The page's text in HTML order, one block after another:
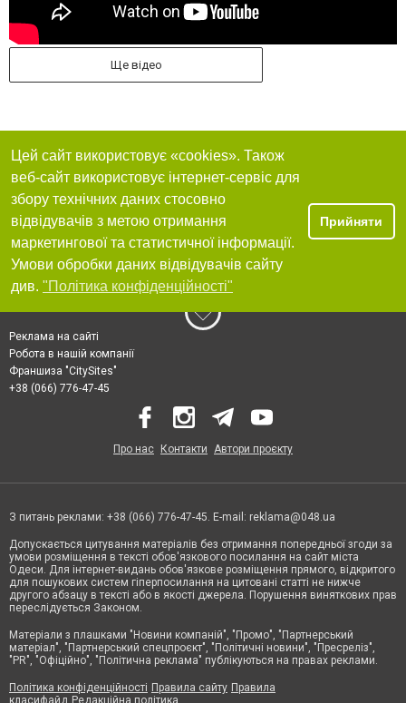
Ще відео
Цей сайт використовує «cookies». Також
веб-сайт використовує інтернет-сервіс для
збору технічних даних стосовно
відвідувачів з метою отримання
маркетингової та статистичної інформації.
Умови обробки даних відвідувачів сайту
див. "Політика конфіденційності"
Прийняти
Реклама на сайті
Робота в нашій компанії
Франшиза "CitySites"
+38 (066) 776-47-45
Про нас Контакти Автори проєкту
З питань реклами: +38 (066) 776-47-45. E-mail: reklama@048.ua
Допускається цитування матеріалів без отримання попередньої згоди за
умови розміщення в тексті обов'язкового посилання на сайт міста
Одеси. Для інтернет-видань обов'язкове розміщення прямого, відкритого
для пошукових систем гіперпосилання на цитовані статті не нижче
другого абзацу в тексті або в якості джерела. Порушення виняткових прав
переслідується Законом.
Матеріали з плашками "Новини компаній", "Промо", "Партнерський
матеріал", "Партнерський спецпроєкт", "Політичні новини", "Пресреліз",
"PR", "Офіційно", "Політична реклама" публікуються на правах реклами.
Політика конфіденційності Правила сайту Правила
класифайд Редакційна політика